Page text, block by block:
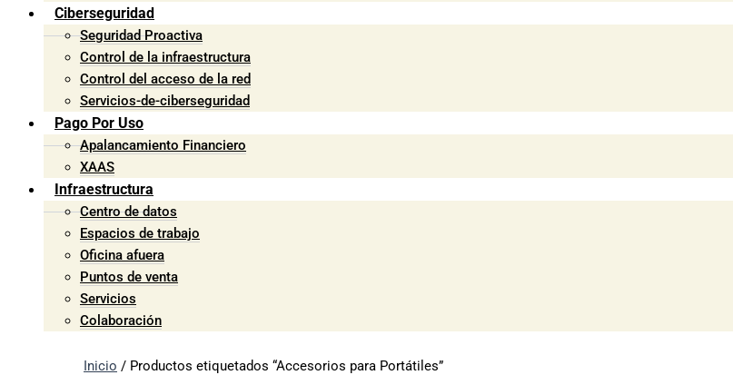
Ciberseguridad
Seguridad Proactiva
Control de la infraestructura
Control del acceso de la red
Servicios-de-ciberseguridad
Pago Por Uso
Apalancamiento Financiero
XAAS
Infraestructura
Centro de datos
Espacios de trabajo
Oficina afuera
Puntos de venta
Servicios
Colaboración
Inicio / Productos etiquetados “Accesorios para Portátiles”